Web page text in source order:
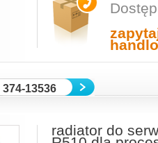
374-13536
radiator do